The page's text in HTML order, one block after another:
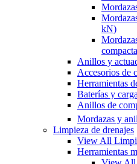
kN)
compacta
Anillos y
Accesorios de
Herramientas
Baterías y
Anillos de
Mordazas y
Limpieza de drenajes
View All
Herramientas